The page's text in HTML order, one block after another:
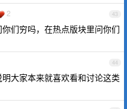
43
2
们穷吗，在热点版块里问你们
44
大家本来就喜欢看和讨论这类